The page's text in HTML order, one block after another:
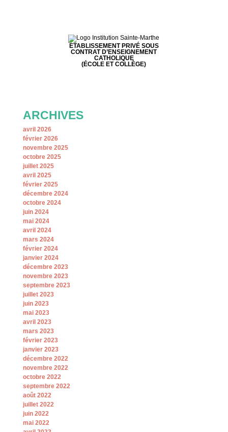
ETABLISSEMENT PRIVÉ SOUS
CONTRAT D’ENSEIGNEMENT
CATHOLIQUE
(ÉCOLE ET COLLÈGE)
ARCHIVES
avril 2026
février 2026
novembre 2025
octobre 2025
juillet 2025
avril 2025
février 2025
décembre 2024
octobre 2024
juin 2024
mai 2024
avril 2024
mars 2024
février 2024
janvier 2024
décembre 2023
novembre 2023
septembre 2023
juillet 2023
juin 2023
mai 2023
avril 2023
mars 2023
février 2023
janvier 2023
décembre 2022
novembre 2022
octobre 2022
septembre 2022
août 2022
juillet 2022
juin 2022
mai 2022